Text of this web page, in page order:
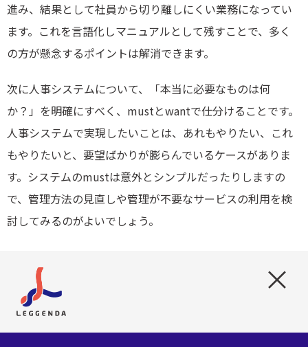
×
進み、結果として社員から切り離しにくい業務になってい
ます。これを言語化しマニュアルとして残すことで、多く
の方が懸念するポイントは解消できます。
次に人事システムについて、「本当に必要なものは何
か？」を明確にすべく、mustとwantで仕分けることです。
人事システムで実現したいことは、あれもやりたい、これ
もやりたいと、要望ばかりが膨らんでいるケースがありま
す。システムのmustは意外とシンプルだったりしますの
で、管理方法の見直しや管理が不要なサービスの利用を検
討してみるのがよいでしょう。
きるということです。人事関連のルールや手続きは分かり
にくいものが多く、人事から丁寧に説明する必要があると